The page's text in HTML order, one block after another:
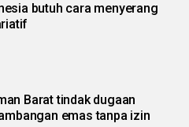
butuh cara menyerang
Barat tindak dugaan
emas tanpa izin